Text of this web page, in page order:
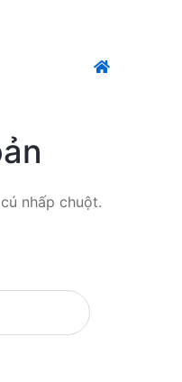
nhấp chuột.